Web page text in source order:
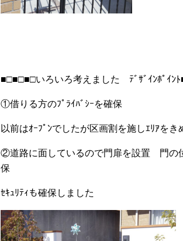
■□■□■□いろいろ考えました ﾃﾞｻﾞｲﾝﾎﾟｲ
①借りる方のﾌﾟﾗｲﾊﾞｼｰを確保
以前はｵｰﾌﾟﾝでしたが区画割を施しｴﾘｱをき
②道路に面しているので門扉を設置 門の
保
ｾｷｭﾘﾃｨも確保しました